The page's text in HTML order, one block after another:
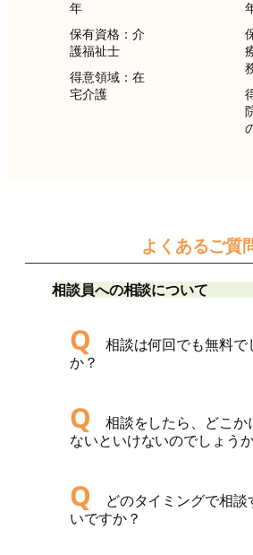
年
保有資格：介
護福祉士
得意領域：在
宅介護
よくあるご質
相談員への相談について
Q 相談は何回でも無料で
か？
Q 相談をしたら、どこか
ないといけないのでしょう
Q どのタイミングで相談
いですか？